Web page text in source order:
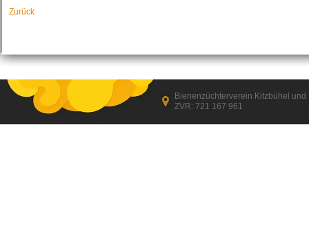
Zurück
Bienenzüchterverein Kitzbühel und
ZVR: 721 167 961